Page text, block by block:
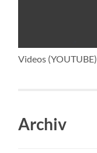
Videos (YOUTUBE)
Archiv